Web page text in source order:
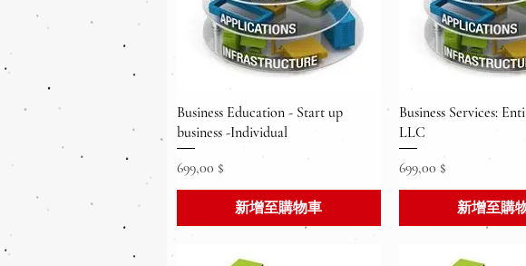
快速瀏覽
Business Education - Start up
business -Individual
價格
699,00 $
新增至購物車
快速瀏覽
Business Services:
LLC
價格
699,00 $
新增至購